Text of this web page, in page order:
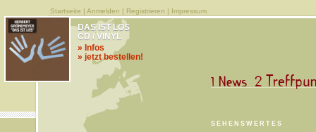
Startseite | Anmelden | Registrieren | Impressum
SEHENSWERTES
DAS IST LOS
CD / VINYL
» Infos
» jetzt bestellen!